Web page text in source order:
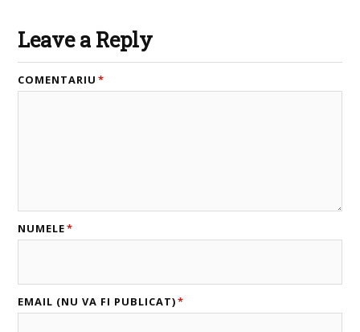
Leave a Reply
COMENTARIU *
NUMELE*
EMAIL (NU VA FI PUBLICAT)*